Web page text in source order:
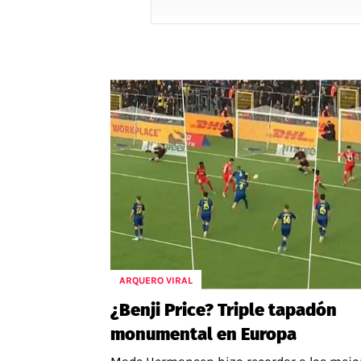
ARQUERO VIRAL
¿Benji Price? Triple tapadón
monumental en Europa